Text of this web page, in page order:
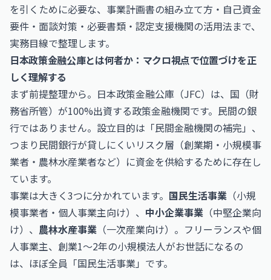
を引くために必要な、事業計画書の組み立て方・自己資金
要件・面談対策・必要書類・認定支援機関の活用法まで、
実務目線で整理します。
日本政策金融公庫とは何者か：マクロ視点で位置づけを正
しく理解する
まず前提整理から。日本政策金融公庫（JFC）は、国（財
務省所管）が100%出資する政策金融機関です。民間の銀
行ではありません。設立目的は「民間金融機関の補完」、
つまり民間銀行が貸しにくいリスク層（創業期・小規模事
業者・農林水産業者など）に資金を供給するために存在し
ています。
事業は大きく3つに分かれています。 国民生活事業 （小規
模事業者・個人事業主向け）、 中小企業事業 （中堅企業向
け）、 農林水産事業 （一次産業向け）。フリーランスや個
人事業主、創業1〜2年の小規模法人がお世話になるの
は、ほぼ全員「国民生活事業」です。